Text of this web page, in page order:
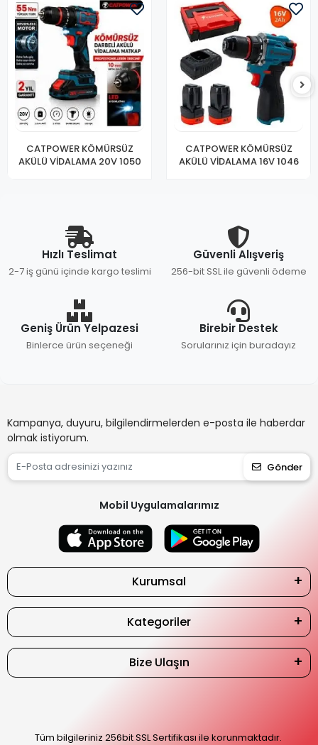
CATPOWER KÖMÜRSÜZ
AKÜLÜ VİDALAMA 20V 1050
CATPOWER KÖMÜRSÜZ
AKÜLÜ VİDALAMA 16V 1046
Hızlı Teslimat
2-7 iş günü içinde kargo teslimi
Güvenli Alışveriş
256-bit SSL ile güvenli ödeme
Geniş Ürün Yelpazesi
Binlerce ürün seçeneği
Birebir Destek
Sorularınız için buradayız
Kampanya, duyuru, bilgilendirmelerden e-posta ile haberdar
olmak istiyorum.
Gönder
Mobil Uygulamalarımız
Kurumsal
Kategoriler
Bize Ulaşın
Tüm bilgileriniz 256bit SSL Sertifikası ile korunmaktadır.